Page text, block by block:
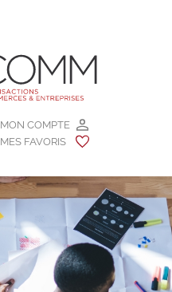
MON COMPTE
MES FAVORIS